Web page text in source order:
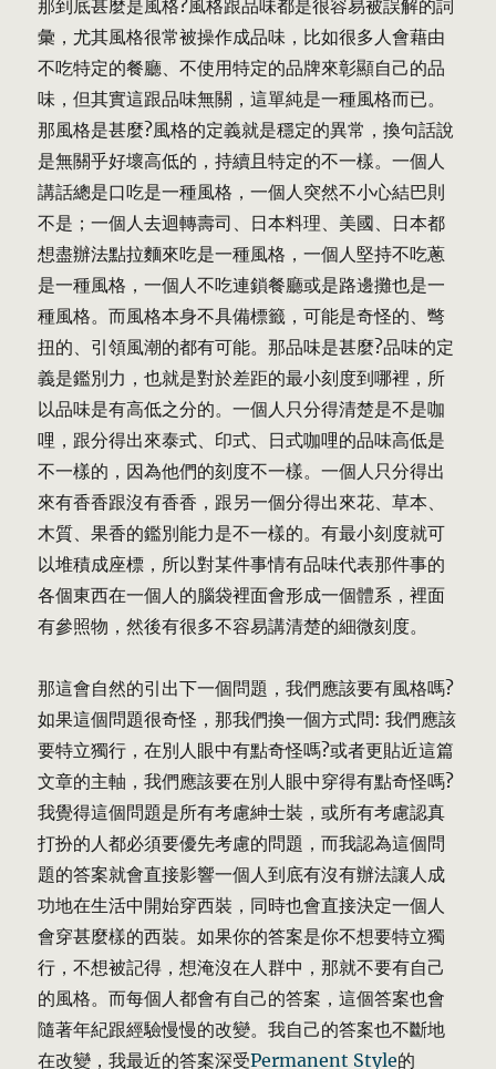
那到底甚麼是風格?風格跟品味都是很容易被誤解的詞
彙，尤其風格很常被操作成品味，比如很多人會藉由
不吃特定的餐廳、不使用特定的品牌來彰顯自己的品
味，但其實這跟品味無關，這單純是一種風格而已。
那風格是甚麼?風格的定義就是穩定的異常，換句話說
是無關乎好壞高低的，持續且特定的不一樣。一個人
講話總是口吃是一種風格，一個人突然不小心結巴則
不是；一個人去迴轉壽司、日本料理、美國、日本都
想盡辦法點拉麵來吃是一種風格，一個人堅持不吃蔥
是一種風格，一個人不吃連鎖餐廳或是路邊攤也是一
種風格。而風格本身不具備標籤，可能是奇怪的、彆
扭的、引領風潮的都有可能。那品味是甚麼?品味的定
義是鑑別力，也就是對於差距的最小刻度到哪裡，所
以品味是有高低之分的。一個人只分得清楚是不是咖
哩，跟分得出來泰式、印式、日式咖哩的品味高低是
不一樣的，因為他們的刻度不一樣。一個人只分得出
來有香香跟沒有香香，跟另一個分得出來花、草本、
木質、果香的鑑別能力是不一樣的。有最小刻度就可
以堆積成座標，所以對某件事情有品味代表那件事的
各個東西在一個人的腦袋裡面會形成一個體系，裡面
有參照物，然後有很多不容易講清楚的細微刻度。
那這會自然的引出下一個問題，我們應該要有風格嗎?
如果這個問題很奇怪，那我們換一個方式問: 我們應該
要特立獨行，在別人眼中有點奇怪嗎?或者更貼近這篇
文章的主軸，我們應該要在別人眼中穿得有點奇怪嗎?
我覺得這個問題是所有考慮紳士裝，或所有考慮認真
打扮的人都必須要優先考慮的問題，而我認為這個問
題的答案就會直接影響一個人到底有沒有辦法讓人成
功地在生活中開始穿西裝，同時也會直接決定一個人
會穿甚麼樣的西裝。如果你的答案是你不想要特立獨
行，不想被記得，想淹沒在人群中，那就不要有自己
的風格。而每個人都會有自己的答案，這個答案也會
隨著年紀跟經驗慢慢的改變。我自己的答案也不斷地
在改變，我最近的答案深受Permanent Style的